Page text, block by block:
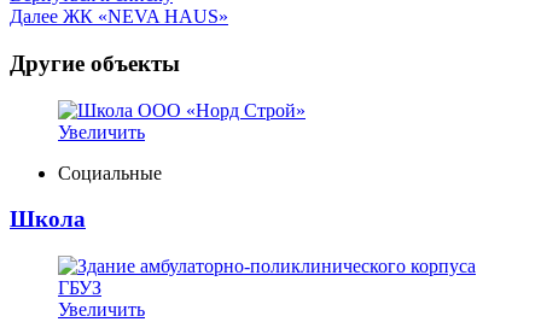
Далее ЖК «NEVA HAUS»
Другие объекты
Увеличить
Социальные
Школа
Увеличить